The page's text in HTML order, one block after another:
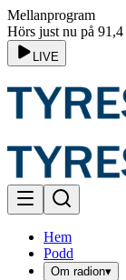
Mellanprogram
Hörs just nu på 91,4
LIVE
Hem
Podd
Om radion▾